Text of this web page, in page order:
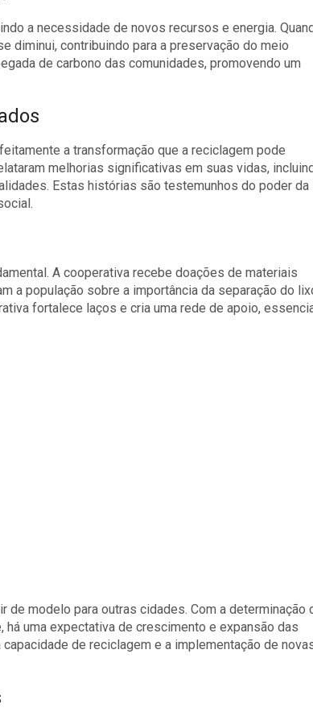
a necessidade de novos recursos e energia.
diminui, contribuindo para a preservação do meio
de carbono das comunidades, promovendo um
a transformação que a reciclagem pode
melhorias significativas em suas vidas,
Estas histórias são testemunhos do poder da
A cooperativa recebe doações de materiais
a população sobre a importância da separação do
fortalece laços e cria uma rede de apoio,
modelo para outras cidades. Com a determinação
uma expectativa de crescimento e expansão das
de reciclagem e a implementação de